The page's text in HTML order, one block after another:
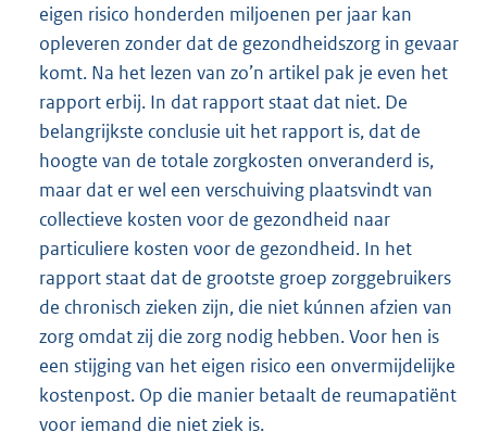
eigen risico honderden miljoenen per jaar kan
opleveren zonder dat de gezondheidszorg in gevaar
komt. Na het lezen van zo’n artikel pak je even het
rapport erbij. In dat rapport staat dat niet. De
belangrijkste conclusie uit het rapport is, dat de
hoogte van de totale zorgkosten onveranderd is,
maar dat er wel een verschuiving plaatsvindt van
collectieve kosten voor de gezondheid naar
particuliere kosten voor de gezondheid. In het
rapport staat dat de grootste groep zorggebruikers
de chronisch zieken zijn, die niet kúnnen afzien van
zorg omdat zij die zorg nodig hebben. Voor hen is
een stijging van het eigen risico een onvermijdelijke
kostenpost. Op die manier betaalt de reumapatiënt
voor iemand die niet ziek is.